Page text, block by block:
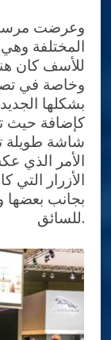
وعرضت
المختلفة
للأسف كان
وخاصة في
بشكلها
كإضافة حيث
شاشة طويلة
الأمر الذي
الأزرار
بجانب بعضها
للسائق.